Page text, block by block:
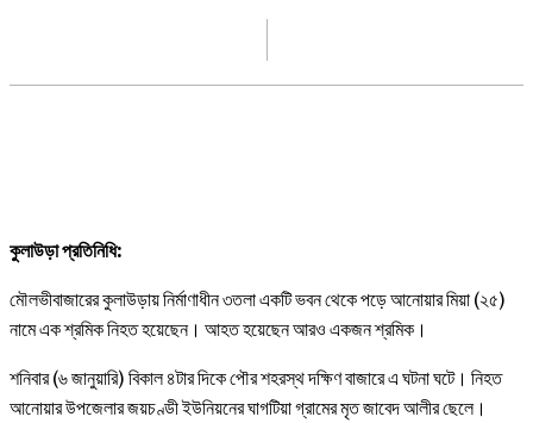
কুলাউড়া প্রতিনিধি:
মৌলভীবাজারের কুলাউড়ায় নির্মাণাধীন ৩তলা একটি ভবন থেকে পড়ে আনোয়ার মিয়া (২৫)
নামে এক শ্রমিক নিহত হয়েছেন। আহত হয়েছেন আরও একজন শ্রমিক।
শনিবার (৬ জানুয়ারি) বিকাল ৪টার দিকে পৌর শহরস্থ দক্ষিণ বাজারে এ ঘটনা ঘটে। নিহত
আনোয়ার উপজেলার জয়চণ্ডী ইউনিয়নের ঘাগটিয়া গ্রামের মৃত জাবেদ আলীর ছেলে।